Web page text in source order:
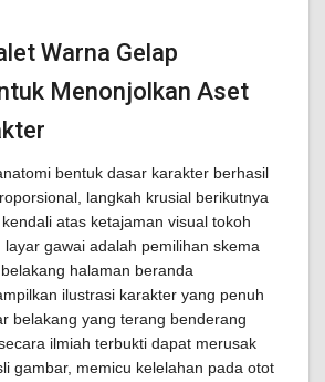
Warna Gelap
Menonjolkan Aset
bentuk dasar karakter berhasil
langkah krusial berikutnya
atas ketajaman visual tokoh
gawai adalah pemilihan skema
halaman beranda
ilustrasi karakter yang penuh
belakang yang terang benderang
ilmiah terbukti dapat merusak
gambar, memicu kelelahan pada otot